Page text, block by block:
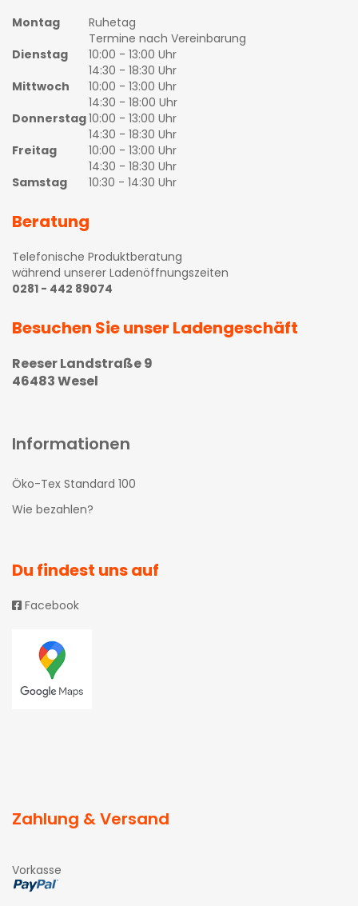
Montag
Ruhetag
Termine nach Vereinbarung
Dienstag
10:00 - 13:00 Uhr
14:30 - 18:30 Uhr
Mittwoch
10:00 - 13:00 Uhr
14:30 - 18:00 Uhr
Donnerstag10:00 - 13:00 Uhr
14:30 - 18:30 Uhr
Freitag
10:00 - 13:00 Uhr
14:30 - 18:30 Uhr
Samstag
10:30 - 14:30 Uhr
Beratung
Telefonische Produktberatung
während unserer Ladenöffnungszeiten
0281 - 442 89074
Besuchen Sie unser Ladengeschäft
Reeser Landstraße 9
46483 Wesel
Informationen
Öko-Tex Standard 100
Wie bezahlen?
Du findest uns auf
Facebook
Zahlung & Versand
Vorkasse